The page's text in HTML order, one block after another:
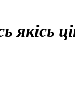
якісь